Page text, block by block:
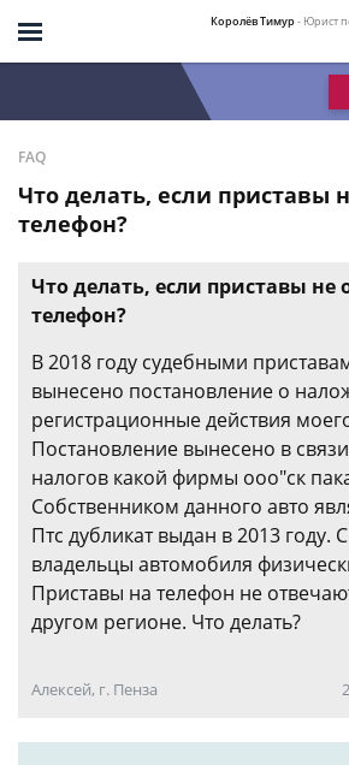
Королёв Тимур- Юрист
FAQ
Что делать, если приставы
телефон?
Что делать, если приставы не
телефон?
В 2018 году судебными
вынесено постановление о
регистрационные действия
Постановление вынесено в
налогов какой фирмы ооо"ск
Собственником данного авто
Птс дубликат выдан в 2013 году.
владельцы автомобиля
Приставы на телефон не
другом регионе. Что делать?
Алексей, г. Пенза